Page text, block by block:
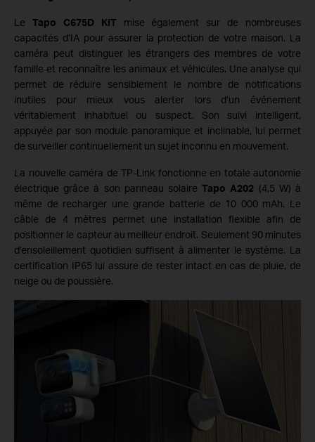
Le Tapo C675D KIT mise également sur de nombreuses
capacités d’IA pour assurer la protection de votre maison. La
caméra peut distinguer les étrangers des membres de votre
famille et reconnaître les animaux et véhicules. Une analyse qui
permet de réduire sensiblement le nombre de notifications
inutiles pour mieux vous alerter lors d’un événement
véritablement inhabituel ou suspect. Son suivi intelligent,
appuyée par son module panoramique et inclinable, lui permet
de surveiller continuellement un sujet inconnu en mouvement.
La nouvelle caméra de TP-Link fonctionne en totale autonomie
électrique grâce à son panneau solaireTapo A202 (4,5 W) à
même de recharger une grande batterie de 10 000 mAh. Le
câble de 4 mètres permet une installation flexible afin de
positionner le capteur au meilleur endroit. Seulement 90 minutes
d’ensoleillement quotidien suffisent à alimenter le système. La
certification IP65 lui assure de rester intact en cas de pluie, de
neige ou de poussière.